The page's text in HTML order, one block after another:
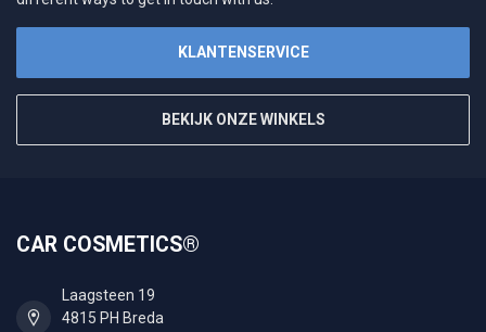
KLANTENSERVICE
BEKIJK ONZE WINKELS
CAR COSMETICS®
Laagsteen 19
4815 PH Breda